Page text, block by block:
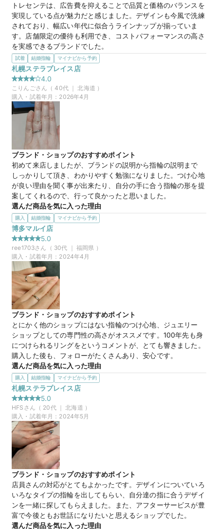
商品名
【チェリーブロッサム】愛されるよろこ
び。きらめくダイヤモンドを薬指に添えて
価格帯 20万円
マイナビ限定 来店特典
この店舗のおすすめ特典情報
【予約&来店で最大15,000円】トレセンテとマイナビウエディング
から最大15,000円分の来店特典
トレセンテは、広告費を抑えることで品質と価格のバランスを
実現している点が魅力だと感じました。デザインも今風で洗練
されており、幅広い年代に似合うラインナップが揃っていま
す。店舗限定の優待も利用でき、コストパフォーマンスの高さ
を実感できるブランドでした。
選んだ商品を気に入った理由
シンプルながらもトレンド感のあるデザインで、普段使いしや
すい点が気に入りました。派手すぎず上品な印象があり、長く
身に着けても飽きがこないと感じました。価格も比較的リーズ
ナブルで、品質とのバランスが良く、満足度の高い商品だと思
いました。
この店舗の良かったところ
駅からアクセスしやすい立地で、気軽に来店できるのが良かっ
たです。スタッフの説明も分かりやすく、店舗限定優待につい
ても丁寧に案内していただき、お得に購入を検討できました。
店内も落ち着いた雰囲気で、ゆっくり商品を比較しながら選ぶ
ことができました。
商品名 2018-CL 2018-CL/NN
価格帯 35万円
マイナビ限定
この店舗のおすすめ特典情報
【予約&来店で最大15,000円】トレセンテとマイナビウエディング
から最大15,000円分の来店特典
試着 結婚指輪 マイナビから予約
札幌ステラプレイス店
4.0
こりんごさん（40代 ｜北海道 ）
購入・試着年月： 2026年4月
ブランド・ショップのおすすめポイント
初めて来店しましたが、ブランドの説明から指輪の説明まで
しっかりして頂き、わかりやすく勉強になりました。つけ心地
が良い理由を聞く事が出来たり、自分の手に合う指輪の形を提
案してくれるので、行って良かったと思いました。
選んだ商品を気に入った理由
１番気に入った所はつけ心地でした。あとは指輪の形でウェー
ブかV字で迷っていましたが、担当の方が見え方やアドバイス
を下さり、色々な指輪をつけさせて頂いて自分の手に合う指輪
の形と好きなデザインを絞ることができました。
商品名
価格帯 15万円
マイナビ限定 来店特典
この店舗のおすすめ特典情報
【予約&来店で最大15,000円】トレセンテとマイナビウエディング
から最大15,000円分の来店特典
購入 結婚指輪 マイナビから予約
博多マルイ店
5.0
ree1703さん（ 30代 ｜ 福岡県 ）
購入・試着年月： 2024年4月
ブランド・ショップのおすすめポイント
とにかく他のショップにはない指輪のつけ心地、ジュエリー
ショップとしての専門性の高さがオススメです。100年先も身
につけられるリングをというコメントが、とても響きました。
購入した後も、フォローがたくさんあり、安心です。
選んだ商品を気に入った理由
ハートのダイヤがついた指輪に憧れており、一目惚れでした。
他には絶対にないデザインに、見ているだけでワクワクしまし
た。かわいいデザインだけでなく、耐久性や指へ負担なくつけ
続けられるという意味でも、気に入っています。
商品名
【モダンハート】ダイヤモンドの美しいシェイプにこだ
わったハートモチーフ。
マイナビ限定 来店特典
この店舗のおすすめ特典情報
【予約&来店で最大15,000円】トレセンテとマイナビウエディング
から最大15,000円分の来店特典
購入 結婚指輪 マイナビから予約
札幌ステラプレイス店
5.0
HFS さん（ 20代 ｜北海道 ）
購入・試着年月： 2024年5月
ブランド・ショップのおすすめポイント
店員さんの対応がとてもよかったです。デザインについていろ
いろなタイプの指輪を出してもらい、自分達の指に合うデザイ
ンを一緒に探してもらえました。また、アフターサービスが豊
富で今後ともお世話になりたいと思えるショップでした。
選んだ商品を気に入った理由